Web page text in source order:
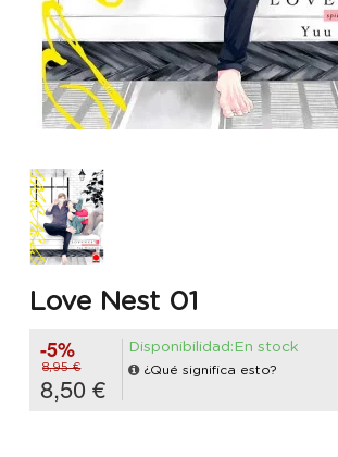
Love Nest 01
-5%
8,95 €
8,50 €
Disponibilidad:En stock
¿Qué significa esto?